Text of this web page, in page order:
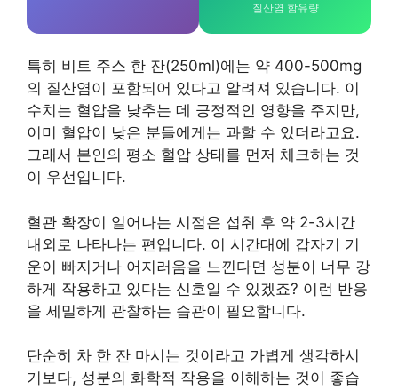
질산염 함유량
특히 비트 주스 한 잔(250ml)에는 약 400-500mg
의 질산염이 포함되어 있다고 알려져 있습니다. 이
수치는 혈압을 낮추는 데 긍정적인 영향을 주지만,
이미 혈압이 낮은 분들에게는 과할 수 있더라고요.
그래서 본인의 평소 혈압 상태를 먼저 체크하는 것
이 우선입니다.
혈관 확장이 일어나는 시점은 섭취 후 약 2-3시간
내외로 나타나는 편입니다. 이 시간대에 갑자기 기
운이 빠지거나 어지러움을 느낀다면 성분이 너무 강
하게 작용하고 있다는 신호일 수 있겠죠? 이런 반응
을 세밀하게 관찰하는 습관이 필요합니다.
단순히 차 한 잔 마시는 것이라고 가볍게 생각하시
기보다, 성분의 화학적 작용을 이해하는 것이 좋습